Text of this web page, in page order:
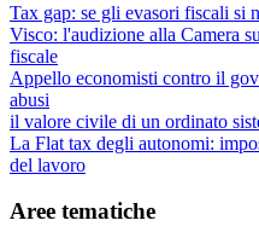
Tax gap: se gli evasori fiscali si
Visco: l'audizione alla Camera
fiscale
Appello economisti contro il
abusi
il valore civile di un ordinato
La Flat tax degli autonomi:
del lavoro
Aree tematiche